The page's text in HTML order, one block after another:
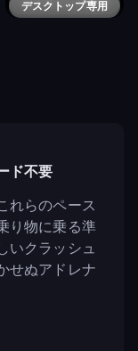
デスクトップ専用
Crazy Stunt Cars
ド不要
れらのペース
り物に乗る準
いクラッシュ
せぬアドレナ